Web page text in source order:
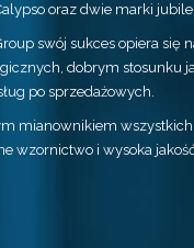
oraz dwie marki
swój sukces opiera
dobrym stosunku
po sprzedażowych.
mianownikiem wszystkich
wzornictwo i wysoka